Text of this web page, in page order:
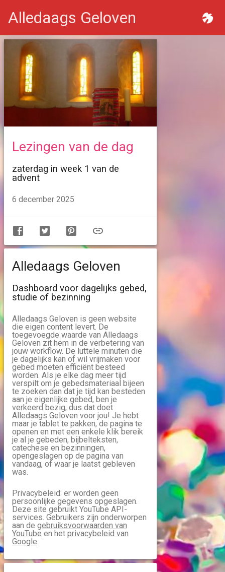
Alledaags Geloven
Lezingen van de dag
zaterdag in week 1 van de
advent
6 december 2025
Alledaags Geloven
Dashboard voor dagelijks gebed,
studie of bezinning
Alledaags Geloven is geen website
die eigen content levert. De
toegevoegde waarde van Alledaags
Geloven zit hem in de verbetering van
jouw workflow. De luttele minuten die
je dagelijks kan of wil vrijmaken voor
gebed moeten efficiënt besteed
worden. Als je elke dag meer tijd
verspilt om je gebedsmateriaal bijeen
te zoeken dan dat je tijd kan besteden
aan je eigenlijke gebed, ben je
verkeerd bezig, dus dat doet
Alledaags Geloven voor jou! Je hebt
maar je tablet te pakken, de pagina te
openen en met een enkele klik bereik
je al je gebeden, bijbelteksten,
catechese en bezinningen,
opengeslagen op de pagina van
vandaag, of waar je laatst gebleven
was.
Privacybeleid: er worden geen
persoonlijke gegevens opgeslagen.
Deze site gebruikt YouTube API-
services. Gebruikers zijn onderworpen
aan de gebruiksvoorwaarden van
YouTube en het privacybeleid van
Google.